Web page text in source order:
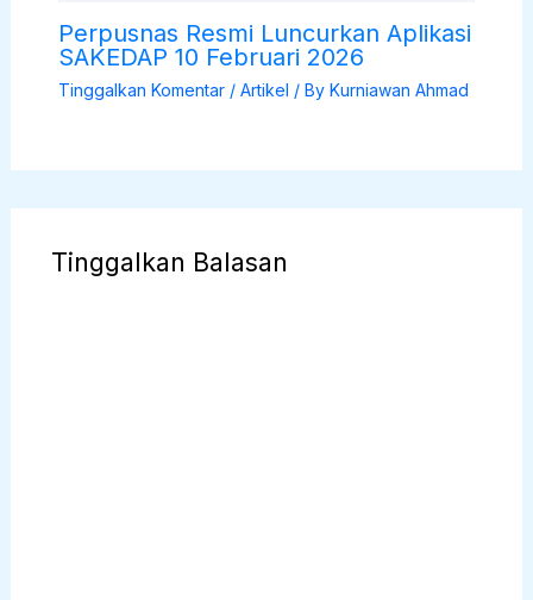
Perpusnas Resmi Luncurkan Aplikasi
SAKEDAP 10 Februari 2026
Tinggalkan Komentar / Artikel / By Kurniawan Ahmad
Tinggalkan Balasan